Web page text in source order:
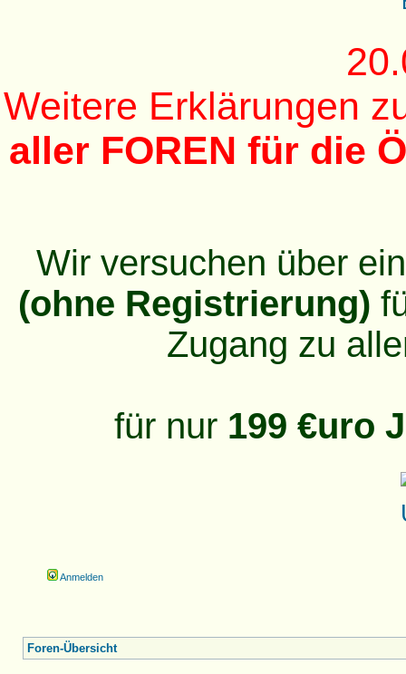
Weitere Erklärungen
aller FOREN für die
Wir versuchen über
(ohne Registrierung)
Zugang zu
für nur 199 €uro
Anmelden
Foren-Übersicht